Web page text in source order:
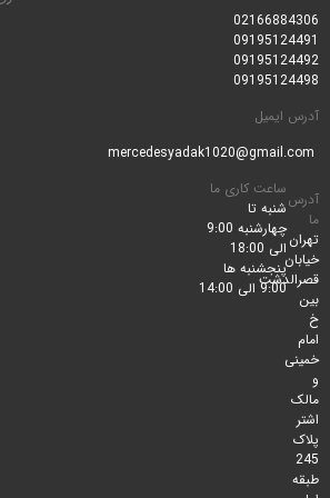
ساعت کاری ما
شنبه تا
چهارشنبه 9:00
الی 18:00
پنجشنبه ها
9:00 الی 14:00